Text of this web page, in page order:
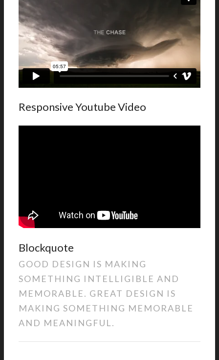
Responsive Youtube Video
Blockquote
GOOD DESIGN IS MAKING
SOMETHING INTELLIGIBLE AND
MEMORABLE. GREAT DESIGN IS
MAKING SOMETHING MEMORABLE
AND MEANINGFUL.